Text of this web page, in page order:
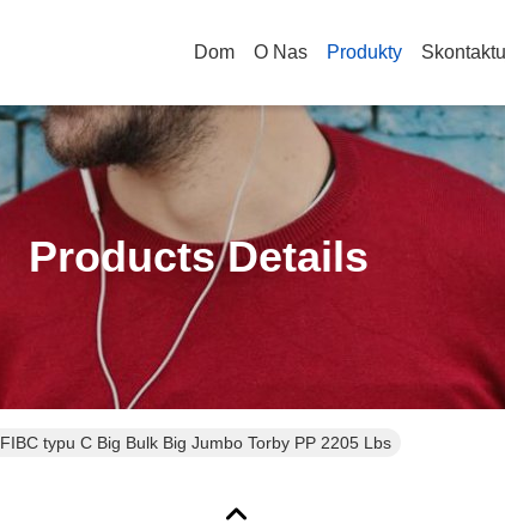
Dom O Nas Produkty
Products Details
typu C Big Bulk Big Jumbo Torby PP 2205 Lbs